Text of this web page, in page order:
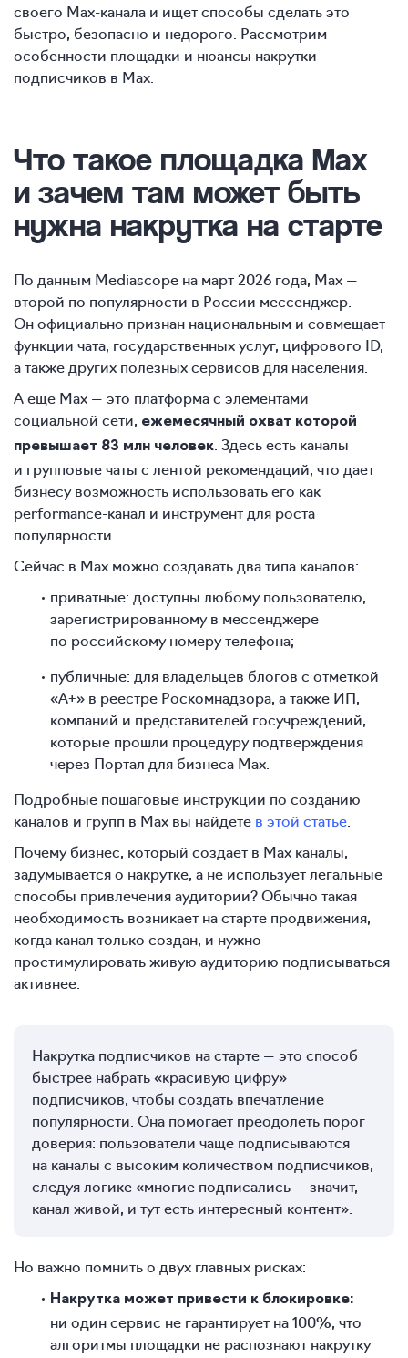
своего Max-канала и ищет способы сделать это
быстро, безопасно и недорого. Рассмотрим
особенности площадки и нюансы накрутки
подписчиков в Max.
Что такое площадка Max
и зачем там может быть
нужна накрутка на старте
По данным Mediascope на март 2026 года, Max —
второй по популярности в России мессенджер.
Он официально признан национальным и совмещает
функции чата, государственных услуг, цифрового ID,
а также других полезных сервисов для населения.
А еще Max — это платформа с элементами
социальной сети, ежемесячный охват которой
превышает 83 млн человек . Здесь есть каналы
и групповые чаты с лентой рекомендаций, что дает
бизнесу возможность использовать его как
performance-канал и инструмент для роста
популярности.
Сейчас в Max можно создавать два типа каналов:
приватные: доступны любому пользователю,
зарегистрированному в мессенджере
по российскому номеру телефона;
публичные: для владельцев блогов с отметкой
«А+» в реестре Роскомнадзора, а также ИП,
компаний и представителей госучреждений,
которые прошли процедуру подтверждения
через Портал для бизнеса Max.
Подробные пошаговые инструкции по созданию
каналов и групп в Max вы найдете в этой статье
Почему бизнес, который создает в Max каналы,
задумывается о накрутке, а не использует легальные
способы привлечения аудитории? Обычно такая
необходимость возникает на старте продвижения,
когда канал только создан, и нужно
простимулировать живую аудиторию подписываться
активнее.
Накрутка подписчиков на старте — это способ
быстрее набрать «красивую цифру»
подписчиков, чтобы создать впечатление
популярности. Она помогает преодолеть порог
доверия: пользователи чаще подписываются
на каналы с высоким количеством подписчиков,
следуя логике «многие подписались — значит,
канал живой, и тут есть интересный контент».
Но важно помнить о двух главных рисках:
Накрутка может привести к блокировке:
ни один сервис не гарантирует на 100%, что
алгоритмы площадки не распознают накрутку